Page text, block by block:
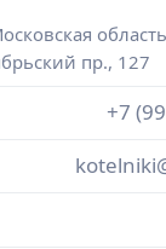
область
пр., 127
+7